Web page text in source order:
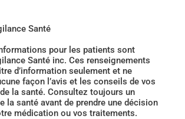
Santé
pour les patients sont
Santé inc. Ces renseignements
d’information seulement et ne
façon l’avis et les conseils de vos
la santé. Consultez toujours un
la santé avant de prendre une décision
médication ou vos traitements.